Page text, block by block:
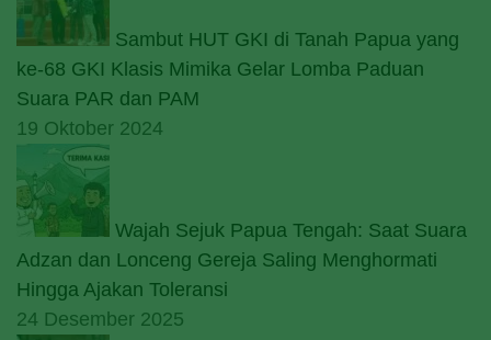
Sambut HUT GKI di Tanah Papua yang
ke-68 GKI Klasis Mimika Gelar Lomba Paduan
Suara PAR dan PAM
19 Oktober 2024
Wajah Sejuk Papua Tengah: Saat Suara
Adzan dan Lonceng Gereja Saling Menghormati
Hingga Ajakan Toleransi
24 Desember 2025